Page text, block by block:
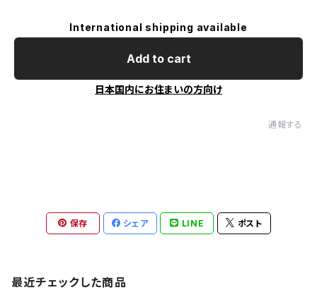
International shipping available
Add to cart
日本国内にお住まいの方向け
通報する
保存 シェア LINE ポスト
最近チェックした商品